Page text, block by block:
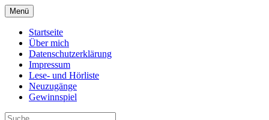
Zum
Inhalt
springen
Menü
Startseite
Über mich
Datenschutzerklärung
Impressum
Lese- und Hörliste
Neuzugänge
Gewinnspiel